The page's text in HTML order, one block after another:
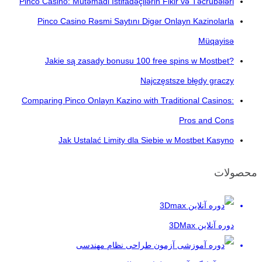
Pinco Casino Rəsmi Saytını Digər Onlayn Kazinolarla
Müqayisə
Jakie są zasady bonusu 100 free spins w Mostbet?
Najczęstsze błędy graczy
Comparing Pinco Onlayn Kazino with Traditional Casinos:
Pros and Cons
Jak Ustalać Limity dla Siebie w Mostbet Kasyno
محصولات
دوره آنلاین 3DMax